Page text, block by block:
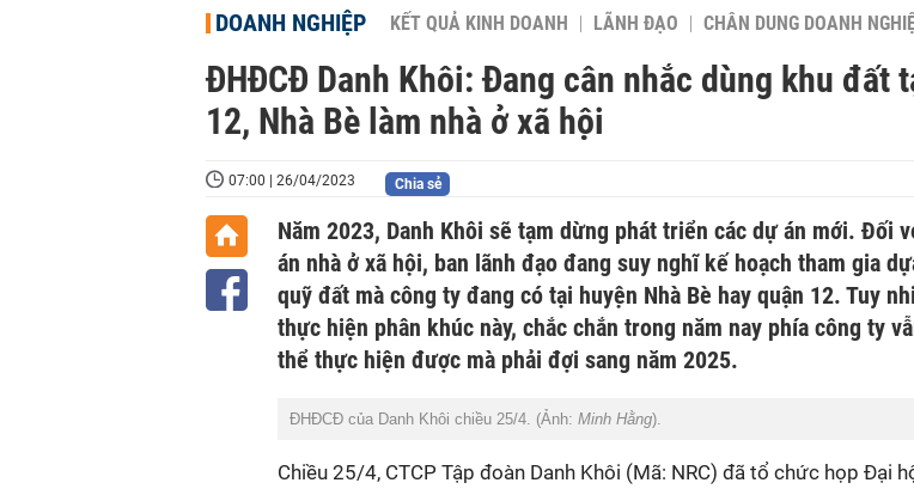
DOANH NGHIỆP KẾT QUẢ KINH DOANH LÃNH ĐẠO CHÂN DUNG DOANH
ĐHĐCĐ Danh Khôi: Đang cân nhắc dùng khu đất
12, Nhà Bè làm nhà ở xã hội
07:00 | 26/04/2023 Chia sẻ
Năm 2023, Danh Khôi sẽ tạm dừng phát triển các dự án mới. Đối
án nhà ở xã hội, ban lãnh đạo đang suy nghĩ kế hoạch tham gia
quỹ đất mà công ty đang có tại huyện Nhà Bè hay quận 12. Tuy
thực hiện phân khúc này, chắc chắn trong năm nay phía công ty
thể thực hiện được mà phải đợi sang năm 2025.
ĐHĐCĐ của Danh Khôi chiều 25/4. (Ảnh: Minh Hằng).
Chiều 25/4, CTCP Tập đoàn Danh Khôi (Mã: NRC) đã tổ chức họp Đại